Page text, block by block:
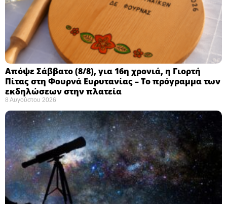
Απόψε Σάββατο (8/8), για 16η χρονιά, η Γιορτή
Πίτας στη Φουρνά Ευρυτανίας – Το πρόγραμμα των
εκδηλώσεων στην πλατεία
8 Αυγούστου 2026